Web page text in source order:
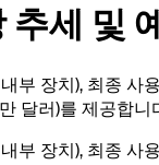
추세
장치), 최종 사
달러)를 제공합니
부 장치), 최종 사